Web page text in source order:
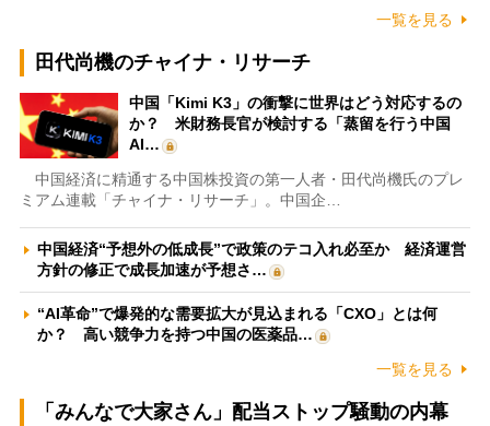
一覧を見る
田代尚機のチャイナ・リサーチ
中国「Kimi K3」の衝撃に世界はどう対応するの
か？ 米財務長官が検討する「蒸留を行う中国
AI…
中国経済に精通する中国株投資の第一人者・田代尚機氏のプレ
ミアム連載「チャイナ・リサーチ」。中国企…
中国経済“予想外の低成長”で政策のテコ入れ必至か 経済運営
方針の修正で成長加速が予想さ…
“AI革命”で爆発的な需要拡大が見込まれる「CXO」とは何
か？ 高い競争力を持つ中国の医薬品…
一覧を見る
「みんなで大家さん」配当ストップ騒動の内幕